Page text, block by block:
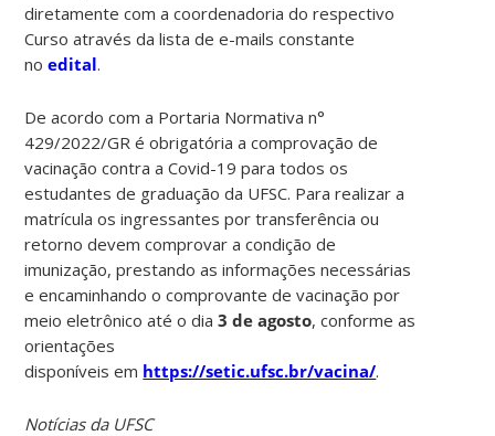
diretamente com a coordenadoria do respectivo
Curso através da lista de e-mails constante
noedital.
De acordo com a Portaria Normativa n°
429/2022/GR é obrigatória a comprovação de
vacinação contra a Covid-19 para todos os
estudantes de graduação da UFSC. Para realizar a
matrícula os ingressantes por transferência ou
retorno devem comprovar a condição de
imunização, prestando as informações necessárias
e encaminhando o comprovante de vacinação por
meio eletrônico até o dia3 de agosto, conforme as
orientações
disponíveis em https://setic.ufsc.br/vacina/.
Notícias da UFSC